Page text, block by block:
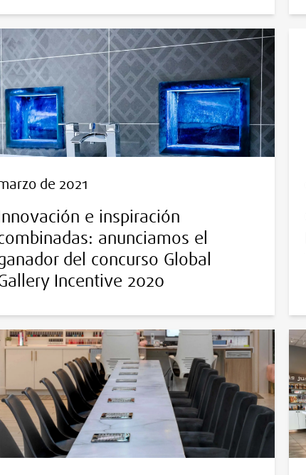
de 2021
Innovación e inspiración
anunciamos el
del concurso Global
Incentive 2020